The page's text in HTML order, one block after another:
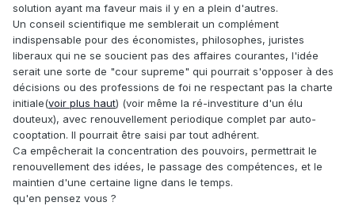
solution ayant ma faveur mais il y en a plein d'autres.
Un conseil scientifique me semblerait un complément
indispensable pour des économistes, philosophes, juristes
liberaux qui ne se soucient pas des affaires courantes, l'idée
serait une sorte de "cour supreme" qui pourrait s'opposer à des
décisions ou des professions de foi ne respectant pas la charte
initiale(voir plus haut) (voir même la ré-investiture d'un élu
douteux), avec renouvellement periodique complet par auto-
cooptation. Il pourrait être saisi par tout adhérent.
Ca empêcherait la concentration des pouvoirs, permettrait le
renouvellement des idées, le passage des compétences, et le
maintien d'une certaine ligne dans le temps.
qu'en pensez vous ?